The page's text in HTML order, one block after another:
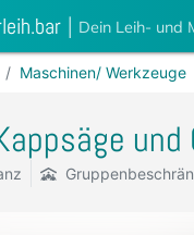
| Dein Leih- und
Maschinen/ Werkzeuge
und